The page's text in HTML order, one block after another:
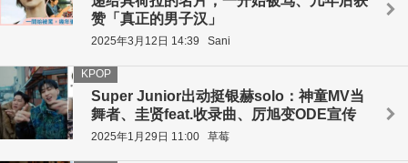
赞「真正的男子汉」
2025年3月12日 14:39 Sani
Super Junior出动挺银赫solo：神童MV当
舞者、圭贤feat.收录曲、厉旭变ODE宣传
KPOP
2025年1月29日 11:00 草莓